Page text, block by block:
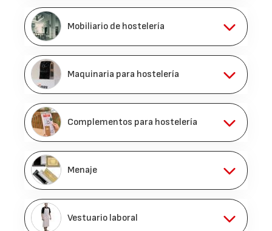
Mobiliario de hostelería
Maquinaria para hostelería
Complementos para hostelería
Menaje
Vestuario laboral